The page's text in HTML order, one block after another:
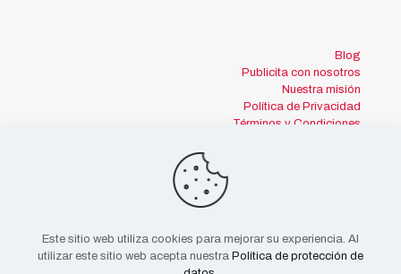
Blog
Publicita con nosotros
Nuestra misión
Política de Privacidad
Términos y Condiciones
Este sitio web utiliza cookies para mejorar su experiencia. Al
utilizar este sitio web acepta nuestra Política de protección de